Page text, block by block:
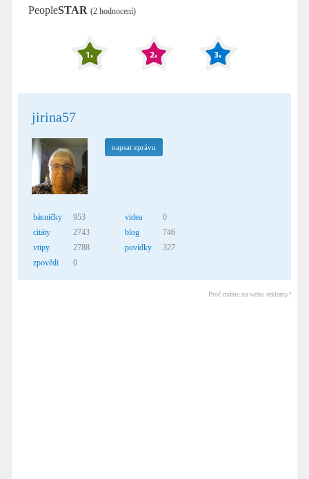
PeopleSTAR (2 hodnocení)
jirina57
napsat zprávu
básničky
953
citáty
2743
vtipy
2788
zpovědi
0
videa
0
blog
746
povídky
327
Proč máme na webu reklamy?